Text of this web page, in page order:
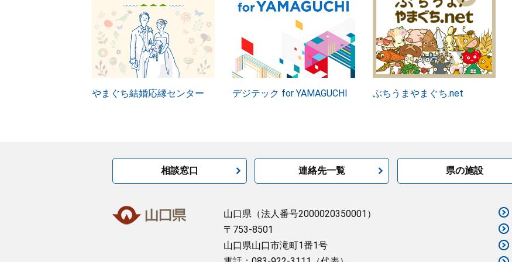
やまぐち結婚応縁センター デジテック for YAMAGUCHI ぶちうまやまぐち.net
相談窓口 連絡先一覧 県の施設
山口県 （法人番号2000020350001）
〒753-8501
山口県山口市滝町1番1号